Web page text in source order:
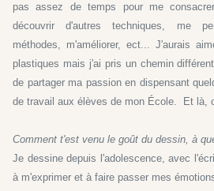
pas assez de temps pour me
découvrir d'autres techniques, me
méthodes, m'améliorer, ect... J'aurais
plastiques mais j'ai pris un chemin
de partager ma passion en dispensant
de travail aux élèves de mon École. Et là,
Comment t'est venu le goût du dessin, à
Je dessine depuis l'adolescence, avec
à m'exprimer et à faire passer mes